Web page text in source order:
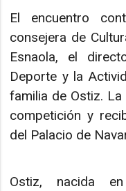
El encuentro
consejera de
Esnaola, el
Deporte y la
familia de Ostiz.
competición y
del Palacio de
Ostiz, nacida